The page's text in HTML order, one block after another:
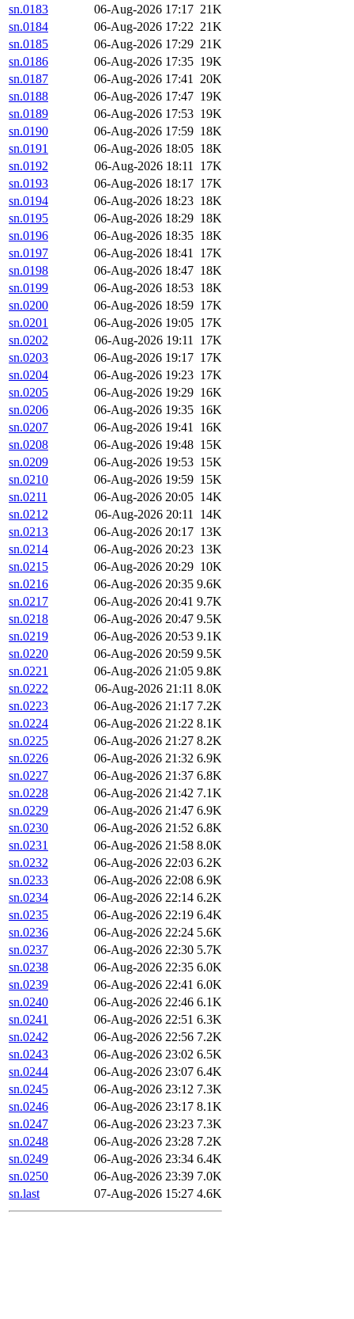
sn.0183
06-Aug-2026 17:17 21K
sn.0184
06-Aug-2026 17:22 21K
sn.0185
06-Aug-2026 17:29 21K
sn.0186
06-Aug-2026 17:35 19K
sn.0187
06-Aug-2026 17:41 20K
sn.0188
06-Aug-2026 17:47 19K
sn.0189
06-Aug-2026 17:53 19K
sn.0190
06-Aug-2026 17:59 18K
sn.0191
06-Aug-2026 18:05 18K
sn.0192
06-Aug-2026 18:11 17K
sn.0193
06-Aug-2026 18:17 17K
sn.0194
06-Aug-2026 18:23 18K
sn.0195
06-Aug-2026 18:29 18K
sn.0196
06-Aug-2026 18:35 18K
sn.0197
06-Aug-2026 18:41 17K
sn.0198
06-Aug-2026 18:47 18K
sn.0199
06-Aug-2026 18:53 18K
sn.0200
06-Aug-2026 18:59 17K
sn.0201
06-Aug-2026 19:05 17K
sn.0202
06-Aug-2026 19:11 17K
sn.0203
06-Aug-2026 19:17 17K
sn.0204
06-Aug-2026 19:23 17K
sn.0205
06-Aug-2026 19:29 16K
sn.0206
06-Aug-2026 19:35 16K
sn.0207
06-Aug-2026 19:41 16K
sn.0208
06-Aug-2026 19:48 15K
sn.0209
06-Aug-2026 19:53 15K
sn.0210
06-Aug-2026 19:59 15K
sn.0211
06-Aug-2026 20:05 14K
sn.0212
06-Aug-2026 20:11 14K
sn.0213
06-Aug-2026 20:17 13K
sn.0214
06-Aug-2026 20:23 13K
sn.0215
06-Aug-2026 20:29 10K
sn.0216
06-Aug-2026 20:35 9.6K
sn.0217
06-Aug-2026 20:41 9.7K
sn.0218
06-Aug-2026 20:47 9.5K
sn.0219
06-Aug-2026 20:53 9.1K
sn.0220
06-Aug-2026 20:59 9.5K
sn.0221
06-Aug-2026 21:05 9.8K
sn.0222
06-Aug-2026 21:11 8.0K
sn.0223
06-Aug-2026 21:17 7.2K
sn.0224
06-Aug-2026 21:22 8.1K
sn.0225
06-Aug-2026 21:27 8.2K
sn.0226
06-Aug-2026 21:32 6.9K
sn.0227
06-Aug-2026 21:37 6.8K
sn.0228
06-Aug-2026 21:42 7.1K
sn.0229
06-Aug-2026 21:47 6.9K
sn.0230
06-Aug-2026 21:52 6.8K
sn.0231
06-Aug-2026 21:58 8.0K
sn.0232
06-Aug-2026 22:03 6.2K
sn.0233
06-Aug-2026 22:08 6.9K
sn.0234
06-Aug-2026 22:14 6.2K
sn.0235
06-Aug-2026 22:19 6.4K
sn.0236
06-Aug-2026 22:24 5.6K
sn.0237
06-Aug-2026 22:30 5.7K
sn.0238
06-Aug-2026 22:35 6.0K
sn.0239
06-Aug-2026 22:41 6.0K
sn.0240
06-Aug-2026 22:46 6.1K
sn.0241
06-Aug-2026 22:51 6.3K
sn.0242
06-Aug-2026 22:56 7.2K
sn.0243
06-Aug-2026 23:02 6.5K
sn.0244
06-Aug-2026 23:07 6.4K
sn.0245
06-Aug-2026 23:12 7.3K
sn.0246
06-Aug-2026 23:17 8.1K
sn.0247
06-Aug-2026 23:23 7.3K
sn.0248
06-Aug-2026 23:28 7.2K
sn.0249
06-Aug-2026 23:34 6.4K
sn.0250
06-Aug-2026 23:39 7.0K
sn.last
07-Aug-2026 15:27 4.6K